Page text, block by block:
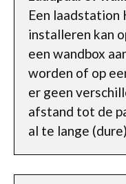
Een laadstation
installeren kan
een wandbox
worden of op
er geen
afstand tot de
al te lange